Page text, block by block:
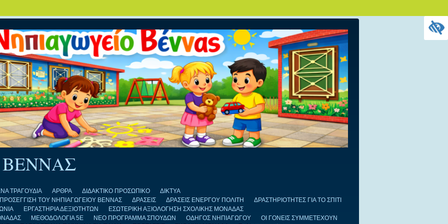
ΒΕΝΝΑΣ
ΤΡΑΓΟΥΔΙΑ ΑΡΘΡΑ ΔΙΔΑΚΤΙΚΟ ΠΡΟΣΩΠΙΚΟ
ΔΙΚΤΥΑ
ΤΟΥ ΝΗΠΙΑΓΩΓΕΙΟΥ ΒΕΝΝΑΣ
ΔΡΑΣΕΙΣ ΔΡΑΣΕΙΣ ΕΝΕΡΓΟΥ ΠΟΛΙΤΗ
ΔΡΑΣΤΗΡΙΟΤΗΤΕΣ ΓΙΑ ΤΟ ΣΠΙΤΙ
ΕΡΓΑΣΤΗΡΙΑ ΔΕΞΙΟΤΗΤΩΝ
ΕΣΩΤΕΡΙΚΗ ΑΞΙΟΛΟΓΗΣΗ ΣΧΟΛΙΚΗΣ ΜΟΝΑΔΑΣ
ΜΕΘΟΔΟΛΟΓΙΑ 5Ε ΝΕΟ ΠΡΟΓΡΑΜΜΑ ΣΠΟΥΔΩΝ ΟΔΗΓΟΣ ΝΗΠΙΑΓΩΓΟΥ
ΟΙ ΓΟΝΕΙΣ ΣΥΜΜΕΤΕΧΟΥΝ